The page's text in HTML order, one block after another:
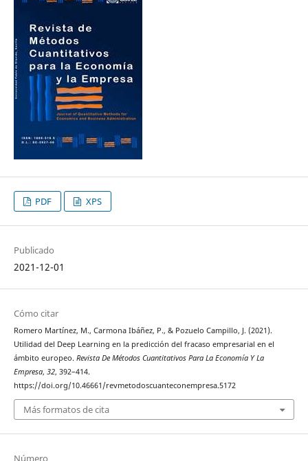
PDF XPS
Publicado
2021-12-01
Cómo citar
Romero Martínez, M., Carmona Ibáñez, P., & Pozuelo Campillo, J. (2021).
Utilidad del Deep Learning en la predicción del fracaso empresarial en el
ámbito europeo. Revista De Métodos Cuantitativos Para La Economía Y La
Empresa, 32, 392–414.
https://doi.org/10.46661/revmetodoscuanteconempresa.5172
Más formatos de cita
Número